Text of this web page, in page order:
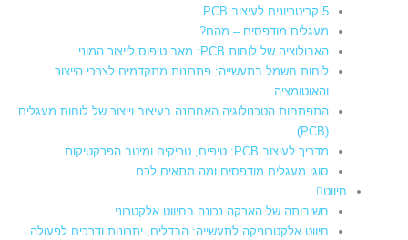
5 קריטריונים לעיצוב PCB
מעגלים מודפסים – מהם?
האבולוציה של לוחות PCB: מאב טיפוס לייצור המוני
לוחות חשמל בתעשייה: פתרונות מתקדמים לצרכי הייצור
והאוטומציה
התפתחות הטכנולוגיה האחרונה בעיצוב וייצור של לוחות מעגלים
(PCB)
מדריך לעיצוב PCB: טיפים, טריקים ומיטב הפרקטיקות
סוגי מעגלים מודפסים ומה מתאים לכם
חיווט
חשיבותה של הארקה נכונה בחיווט אלקטרוני
חיווט אלקטרוניקה לתעשייה: הבדלים, יתרונות ודרכים לפעולה